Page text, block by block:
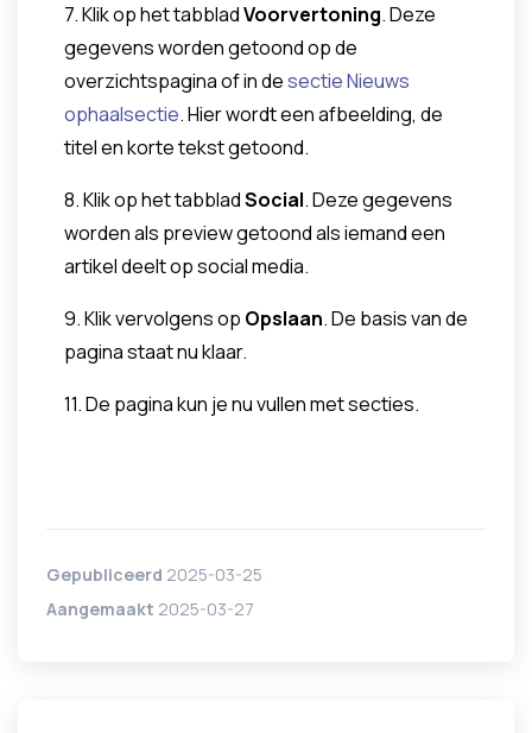
7. Klik op het tabbladVoorvertoning. Deze
gegevens worden getoond op de
overzichtspagina of in desectie Nieuws
ophaalsectie. Hier wordt een afbeelding, de
titel en korte tekst getoond.
8. Klik op het tabbladSocial. Deze gegevens
worden als preview getoond als iemand een
artikel deelt op social media.
9. Klik vervolgens op Opslaan. De basis van de
pagina staat nu klaar.
11. De pagina kun je nu vullen met secties.
Gepubliceerd 2025-03-25
Aangemaakt 2025-03-27